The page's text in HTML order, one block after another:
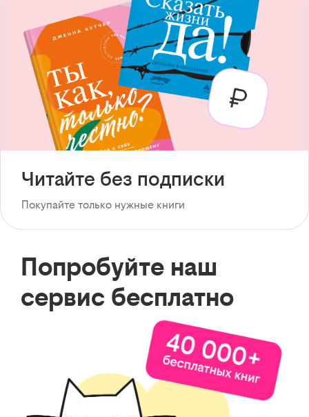
Читайте без подписки
Покупайте только нужные книги
Попробуйте наш
сервис бесплатно